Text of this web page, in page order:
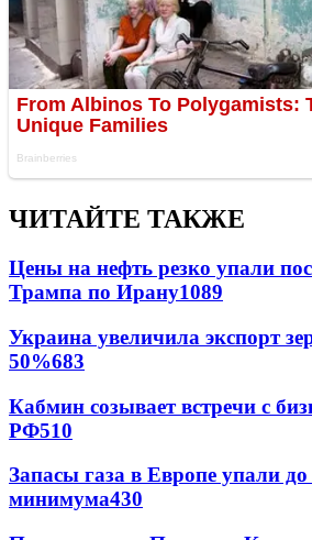
ЧИТАЙТЕ ТАКЖЕ
Цены на нефть резко упали
Трампа по Ирану1089
Украина увеличила экспорт
50%683
Кабмин созывает встречи с
РФ510
Запасы газа в Европе упали до
минимума430